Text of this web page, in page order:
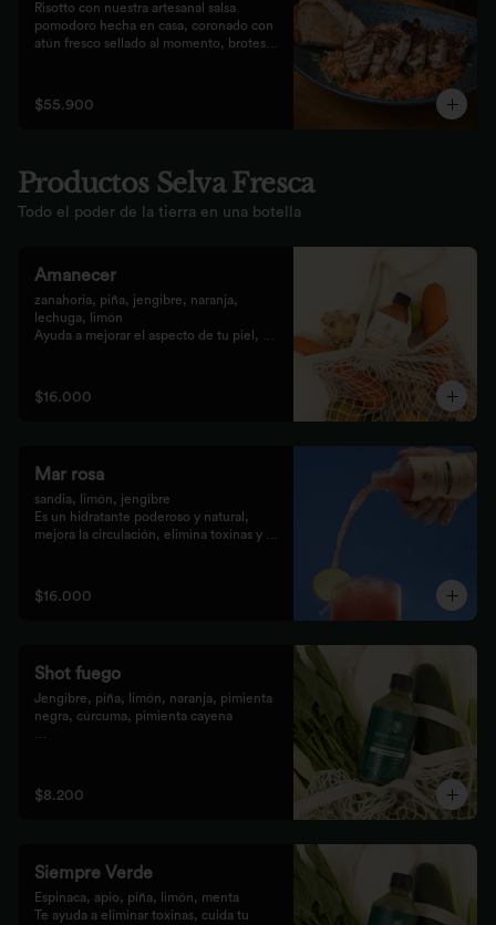
Risotto con nuestra artesanal salsa
pomodoro hecha en casa, coronado con
atún fresco sellado al momento, brotes
grill.
$55.900
Productos Selva Fresca
Todo el poder de la tierra en una botella
Amanecer
zanahoria, piña, jengibre, naranja,
lechuga, limón
Ayuda a mejorar el aspecto de tu piel,
celular
$16.000
Mar rosa
sandia, limón, jengibre
Es un hidratante poderoso y natural,
mejora la circulación, elimina toxinas y
$16.000
Shot fuego
Jengibre, piña, limón, naranja, pimienta
negra, cúrcuma, pimienta cayena
inflamación del organismo.
recomendamos tomarlo solo con soda o
$8.200
Siempre Verde
Espinaca, apio, piña, limón, menta
Te ayuda a eliminar toxinas, cuida tu